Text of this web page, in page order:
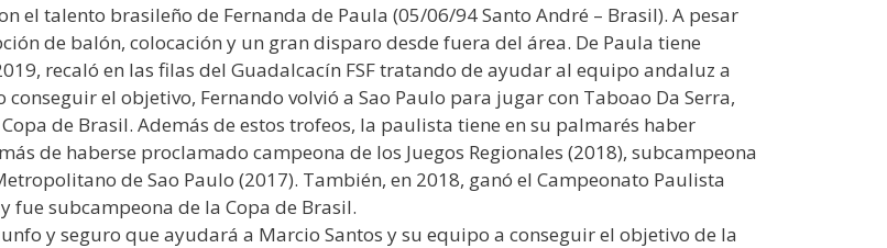
el talento brasileño de Fernanda de Paula (05/06/94 Santo André – Brasil). A pesar
de balón, colocación y un gran disparo desde fuera del área. De Paula tiene
recaló en las filas del Guadalcacín FSF tratando de ayudar al equipo andaluz a
el objetivo, Fernando volvió a Sao Paulo para jugar con Taboao Da Serra,
de Brasil. Además de estos trofeos, la paulista tiene en su palmarés haber
de haberse proclamado campeona de los Juegos Regionales (2018), subcampeona
de Sao Paulo (2017). También, en 2018, ganó el Campeonato Paulista
fue subcampeona de la Copa de Brasil.
y seguro que ayudará a Marcio Santos y su equipo a conseguir el objetivo de la